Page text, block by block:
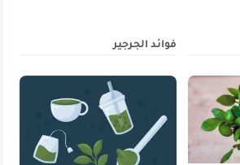
فوائد الجرجير